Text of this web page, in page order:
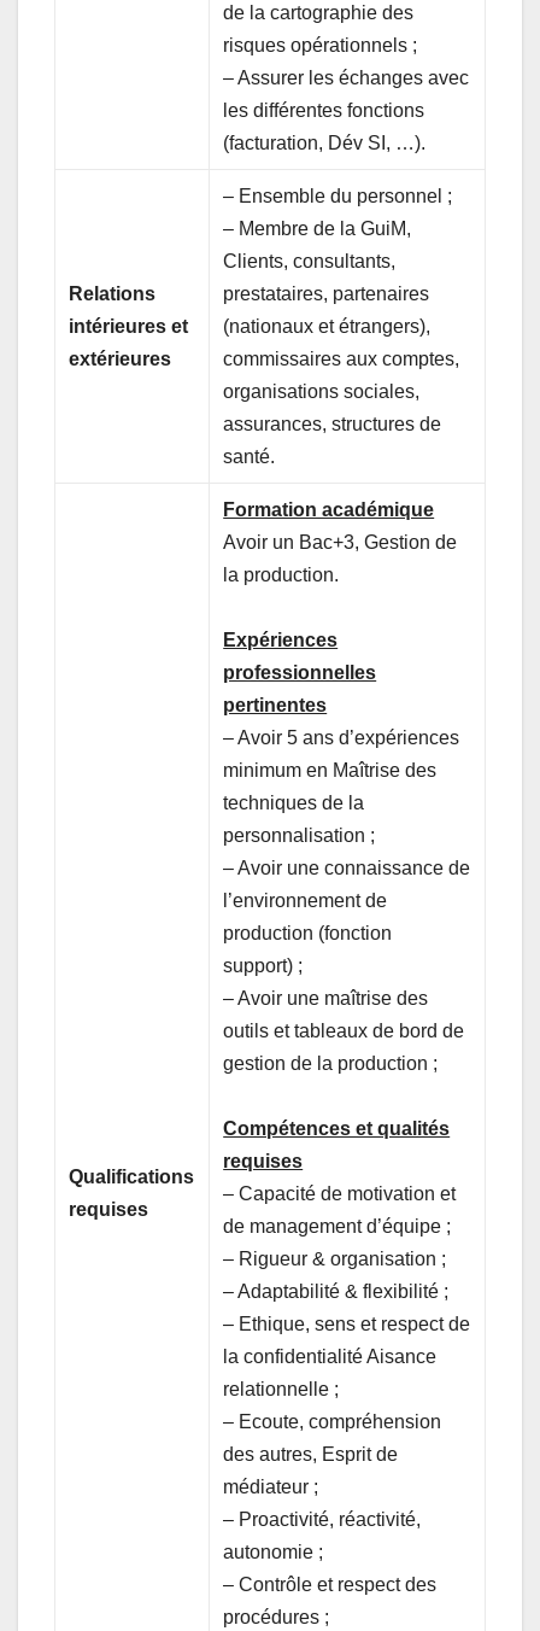
de la cartographie des
risques opérationnels ;
– Assurer les échanges avec
les différentes fonctions
(facturation, Dév SI, …).
Relations
intérieures et
extérieures
– Ensemble du personnel ;
– Membre de la GuiM,
Clients, consultants,
prestataires, partenaires
(nationaux et étrangers),
commissaires aux comptes,
organisations sociales,
assurances, structures de
santé.
Qualifications
requises
Formation académique
Avoir un Bac+3, Gestion de
la production.
Expériences
professionnelles
pertinentes
– Avoir 5 ans d’expériences
minimum en Maîtrise des
techniques de la
personnalisation ;
– Avoir une connaissance de
l’environnement de
production (fonction
support) ;
– Avoir une maîtrise des
outils et tableaux de bord de
gestion de la production ;
Compétences et qualités
requises
– Capacité de motivation et
de management d’équipe ;
– Rigueur & organisation ;
– Adaptabilité & flexibilité ;
– Ethique, sens et respect de
la confidentialité Aisance
relationnelle ;
– Ecoute, compréhension
des autres, Esprit de
médiateur ;
– Proactivité, réactivité,
autonomie ;
– Contrôle et respect des
procédures ;